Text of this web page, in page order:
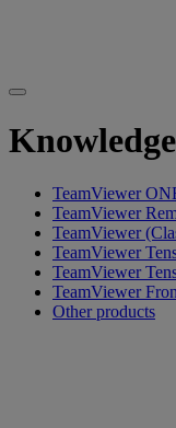
TeamViewer
TeamViewer
TeamViewer
TeamViewer
TeamViewer
TeamViewer
Other products